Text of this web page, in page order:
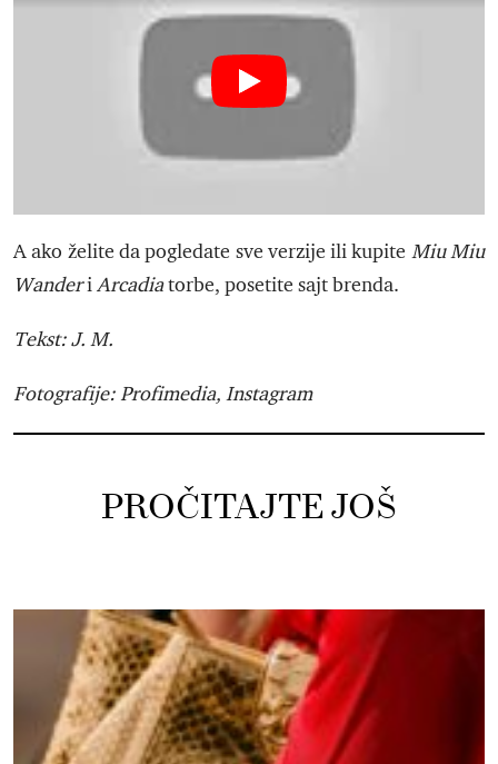
A ako želite da pogledate sve verzije ili kupite Miu Miu
WanderiArcadiatorbe, posetite sajt brenda.
Tekst: J. M.
Fotografije: Profimedia, Instagram
PROČITAJTE JOŠ